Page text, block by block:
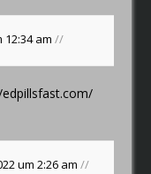
12:34 am//
um 2:26 am//